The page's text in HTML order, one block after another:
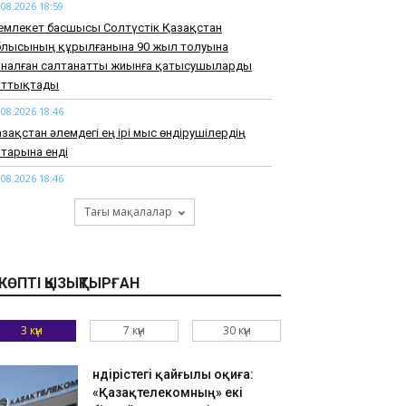
18:59
басшысы Солтүстік Қазақстан
құрылғанына 90 жыл толуына
салтанатты жиынға қатысушыларды
18:46
әлемдегі ең ірі мыс өндірушілердің
енді
18:46
Нұрай Серікбайдың туыстары
10 миллиард теңге моральдық
тобының әншісі Кенжебек Жанәбілов
18:20
әшкереленді
18:07
Тағы мақалалар
КӨПТІ ҚЫЗЫҚТЫРҒАН
3 күн 7 күн 30 күн
Өндірістегі қайғылы оқиға:
«Қазақтелекомның» екі